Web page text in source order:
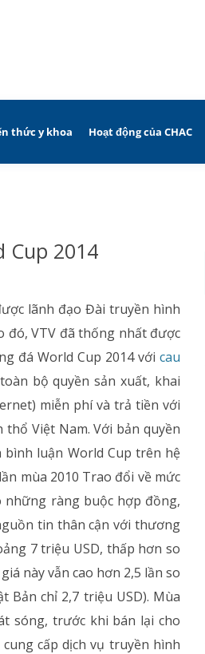
Hô hấp
hóa
thức y khoa Hoạt động của CHAC
Cup 2014
lãnh đạo Đài truyền hình
đó, VTV đã thống nhất được
đá World Cup 2014 vớicau
bộ quyền sản xuất, khai
miễn phí và trả tiền với
Việt Nam. Với bản quyền
luận World Cup trên hệ
mùa 2010 Trao đổi về mức
những ràng buộc hợp đồng,
tin thân cận với thương
7 triệu USD, thấp hơn so
này vẫn cao hơn 2,5 lần so
Bản chỉ 2,7 triệu USD). Mùa
sóng, trước khi bán lại cho
cấp dịch vụ truyền hình